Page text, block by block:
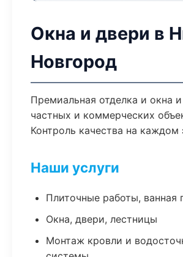
Окна и двери в
Новгород
Премиальная отделка и окна
частных и коммерческих
Контроль качества на каждом
Наши услуги
Плиточные работы, ванная
Окна, двери, лестницы
Монтаж кровли и